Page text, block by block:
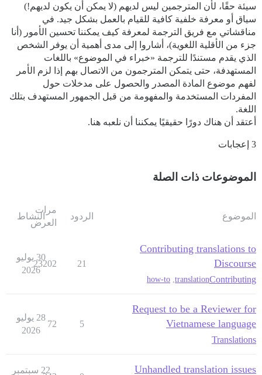
سيئة حقًا، لأن المترجمين ليس لديهم (لا يمكن أن يكون لديهم!)
سياق أو معرفة خلفية كافية للقيام بالعمل بشكل جيد. في
مناقشاتي مع فريق الترجمة لمعرفة كيف يمكننا تحسين الأمور (أنا
جزء من الأقلية اللغوية)، أشاروا إلى مدى أهمية أن يوفر الشخص
الذي يقدم مستندًا للترجمة «خبراء في الموضوع» باللغات
المستهدفة، حتى يتمكن المترجمون من الاتصال بهم إذا لزم الأمر
لفهم موضوع المادة المصدر والحصول على مدخلات حول
المفردات المستخدمة والمفهومة من قبل الجمهور المستهدف بتلك
اللغة.
أعتقد أن هناك دورًا حقيقيًا يمكننا أن نلعبه هنا.
3 إعجابات
الموضوعات ذات الصلة
الموضوع الردود
مرات
العرض
النشاط
Contributing translations to
Discourse
Contributing
translation
,
how-to
21
23202
30 يوليو
2026
Request to be a Reviewer for
Vietnamese language
Translations
5
72
28 يوليو
2026
Unhandled translation issues 22 سبتمبر